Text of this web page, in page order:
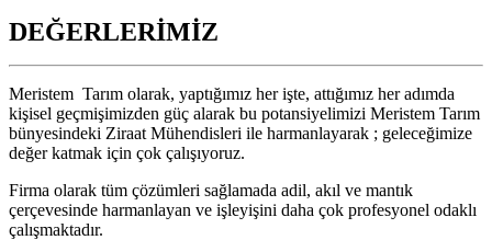
DEĞERLERİMİZ
Meristem Tarım olarak, yaptığımız her işte, attığımız her adımda
kişisel geçmişimizden güç alarak bu potansiyelimizi Meristem Tarım
bünyesindeki Ziraat Mühendisleri ile harmanlayarak ; geleceğimize
değer katmak için çok çalışıyoruz.
Firma olarak tüm çözümleri sağlamada adil, akıl ve mantık
çerçevesinde harmanlayan ve işleyişini daha çok profesyonel odaklı
çalışmaktadır.